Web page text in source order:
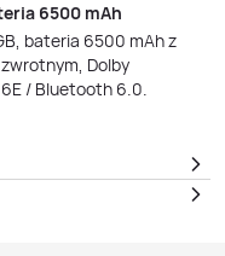
6500 mAh
bateria 6500 mAh z
Dolby
6E / Bluetooth 6.0.